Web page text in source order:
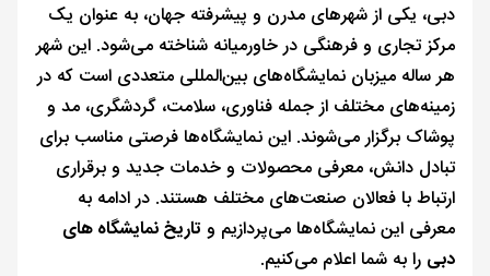
دبی، یکی از شهرهای مدرن و پیشرفته جهان، به عنوان یک
مرکز تجاری و فرهنگی در خاورمیانه شناخته می‌شود. این شهر
هر ساله میزبان نمایشگاه‌های بین‌المللی متعددی است که در
زمینه‌های مختلف از جمله فناوری، سلامت، گردشگری، مد و
پوشاک برگزار می‌شوند. این نمایشگاه‌ها فرصتی مناسب برای
تبادل دانش، معرفی محصولات و خدمات جدید و برقراری
ارتباط با فعالان صنعت‌های مختلف هستند. در ادامه به
معرفی این نمایشگاه‌ها می‌پردازیم و تاریخ نمایشگاه های
دبی را به شما اعلام می‌کنیم.